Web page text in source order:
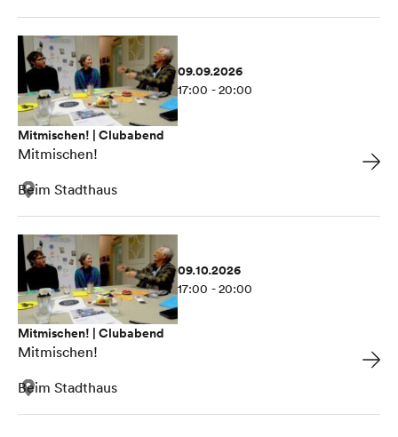
09.09.2026
17:00 - 20:00
Mitmischen! | Clubabend
Mitmischen!
Beim Stadthaus
09.10.2026
17:00 - 20:00
Mitmischen! | Clubabend
Mitmischen!
Beim Stadthaus